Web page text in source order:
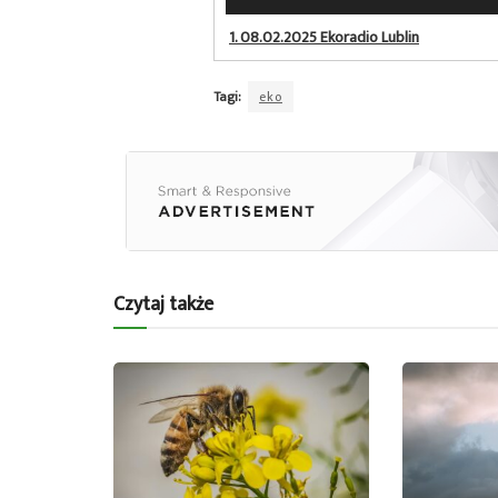
dźwiękowych
1.08.02.2025 Ekoradio Lublin
Tagi: eko
Czytaj także